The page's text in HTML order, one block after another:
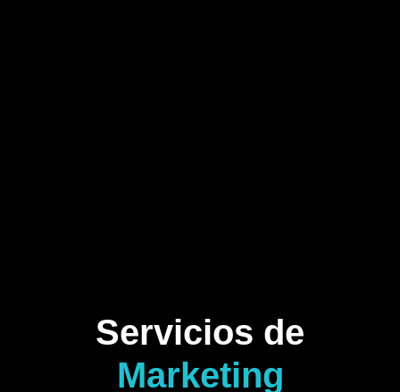
Servicios de
Marketing